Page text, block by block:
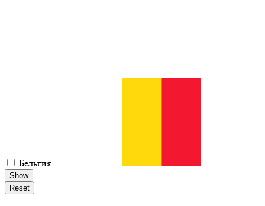
Бельгия
Show
Reset